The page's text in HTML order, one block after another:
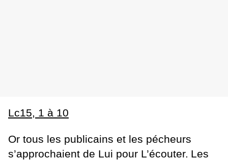
Lc15, 1 à 10
Or tous les publicains et les pécheurs
s’approchaient de Lui pour L’écouter. Les